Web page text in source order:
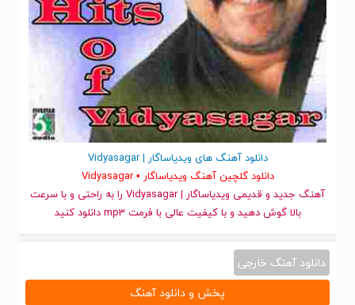
دانلود آهنگ های ویدیاساگار | Vidyasagar
دانلود گلچین آهنگ ویدیاساگار • Vidyasagar
آهنگ جدید
و قدیمی ویدیاساگار | Vidyasagar را به راحتی و با سرعت
بالا گوش دهید و با کیفیت عالی با فرمت mp3 دانلود کنید
دانلود آهنگ خارجی
پخش و دانلود آهنگ